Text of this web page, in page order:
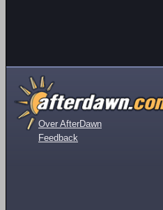
Over AfterDawn
Feedback